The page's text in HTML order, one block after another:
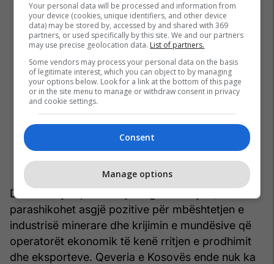
Duke i kthyer përsëri sytë nga vendi ynë, nuk
parashikohet asgjë pozitive për mbështetjen e
industrisë minerare dhe krijimin e mundësive që
operatorët ekonomik të kenë rritjen e prodhimit
dhe eksporteve. Qeveria e Kosovës ende nuk ka
Your personal data will be processed and information from
your device (cookies, unique identifiers, and other device
data) may be stored by, accessed by and shared with 369
partners, or used specifically by this site. We and our partners
may use precise geolocation data. List of partners.
Some vendors may process your personal data on the basis
of legitimate interest, which you can object to by managing
your options below. Look for a link at the bottom of this page
or in the site menu to manage or withdraw consent in privacy
and cookie settings.
Consent
Manage options